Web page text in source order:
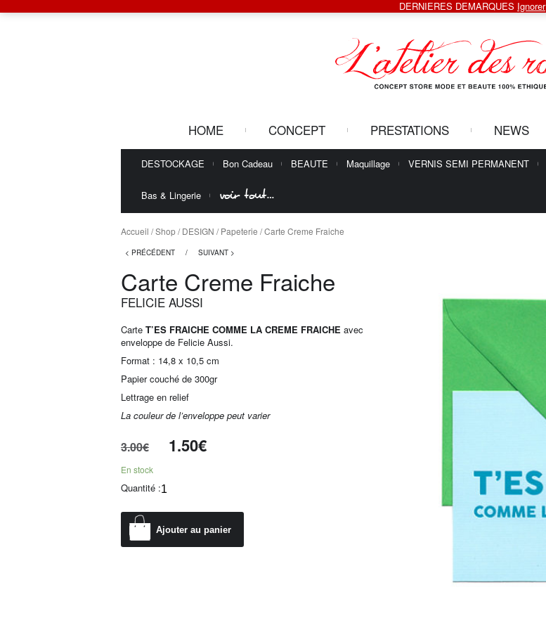
HOME CONCEPT PRESTATIONS NEWS
DESTOCKAGE Bon Cadeau BEAUTE Maquillage VERNIS SEMI PERMANENT
Bas & Lingerie voir tout…
Accueil /Shop/DESIGN /Papeterie / Carte Creme Fraiche
< PRÉCÉDENT / SUIVANT >
Carte Creme Fraiche
FELICIE AUSSI
Carte T’ES FRAICHE COMME LA CREME FRAICHE avec
enveloppe de Felicie Aussi.
Format : 14,8 x 10,5 cm
Papier couché de 300gr
Lettrage en relief
La couleur de l’enveloppe peut varier
3.00€ 1.50€
En stock
Quantité :
Ajouter au panier
DERNIERES DEMARQUES Ignorer